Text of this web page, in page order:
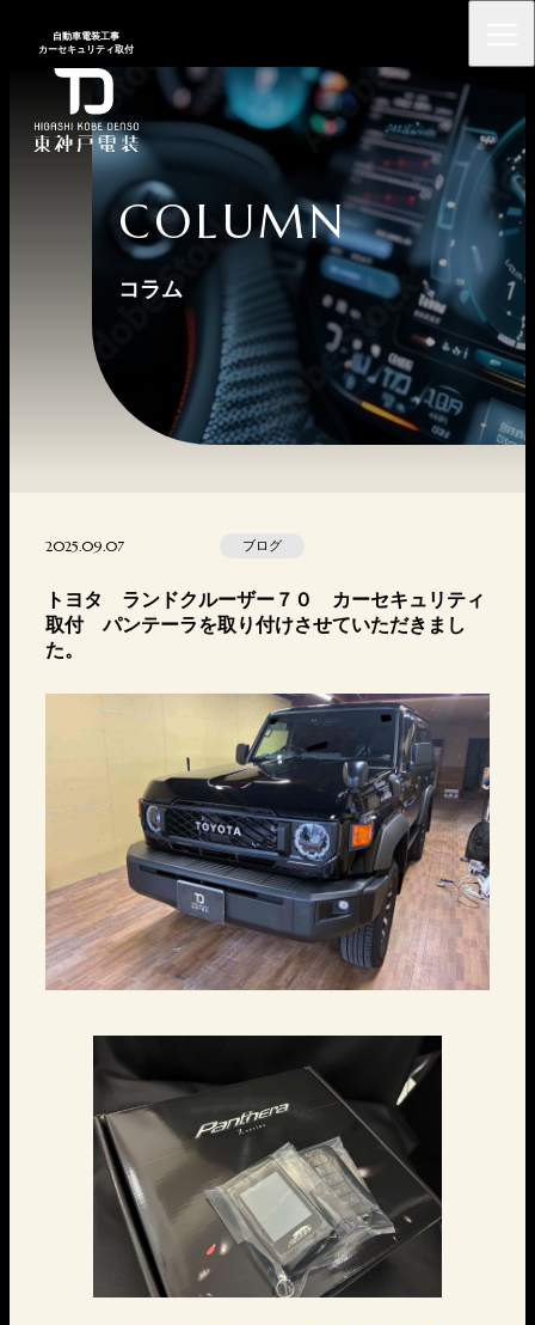
⾃動⾞電装⼯事
カーセキュリティ取付
COLUMN
コラム
2025.09.07 ブログ
トヨタ ランドクルーザー７０ カーセキュリティ
取付 パンテーラを取り付けさせていただきまし
た。